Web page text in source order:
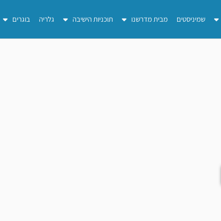
שמיניסטים מבית מדרשנו תוכניות הישיבה גלריה בוגרים